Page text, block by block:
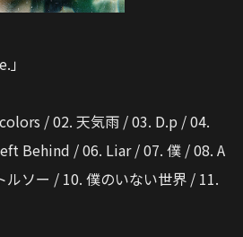
/ 02. 天気雨 / 03. D.p / 04.
Behind / 06. Liar / 07. 僕 / 08. A
ソー / 10. 僕のいない世界 / 11.